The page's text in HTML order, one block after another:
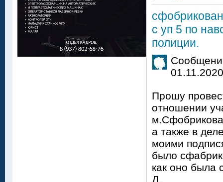
с уп 5 по
полиции.
Прошу
отношении
а также в
моими
было
как оно была
Д.